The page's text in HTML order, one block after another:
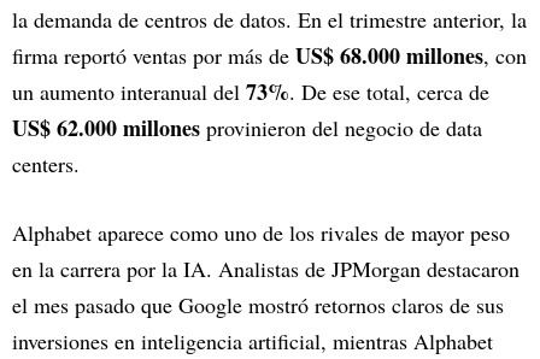
la demanda de centros de datos. En el trimestre anterior, la
firma reportó ventas por más de US$ 68.000 millones, con
un aumento interanual del 73%. De ese total, cerca de
US$ 62.000 millones provinieron del negocio de data
centers.
Alphabet aparece como uno de los rivales de mayor peso
en la carrera por la IA. Analistas de JPMorgan destacaron
el mes pasado que Google mostró retornos claros de sus
inversiones en inteligencia artificial, mientras Alphabet